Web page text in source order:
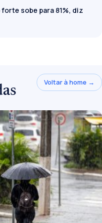
sobe para 81%, diz
Voltar à home →